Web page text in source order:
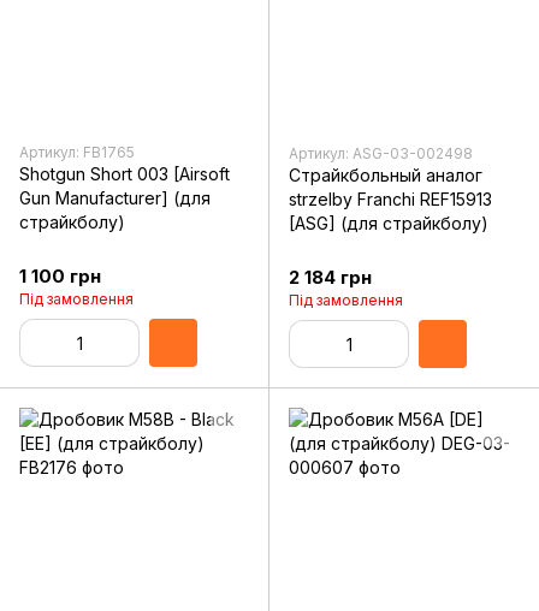
Артикул: FB1765
Shotgun Short 003 [Airsoft
Gun Manufacturer] (для
страйкболу)
1 100 грн
Під замовлення
Артикул: ASG-03-002498
Страйкбольный аналог
strzelby Franchi REF15913
[ASG] (для страйкболу)
2 184 грн
Під замовлення